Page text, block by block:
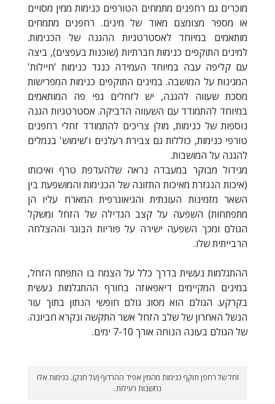
מוכרים גם רחפנים מתמחים הטורפים כנימות ממין מסויים
או מספר מצומצם מאוד של מינים. רחפנים מתמחים
מותאמים במיוחד לאסטרטגיות ההגנה של הכנימות.
למינים התוקפים כנימות חברתיות (שוכנות בעפצים), ביצה
עם קליפה עבה במיוחד העמידה כנגד כנימות 'חיילות'
המגינות על המושבה. במינים התוקפים כנימות המפרישות
מסכת שעווה להגנה, יש לזחלים גפי פה המותאמים
במיוחד להתמודד עם השעווה הדביקה. אסטרטגיות הגנה
נוספות של כנימות, מולן צריכים להתמודד זחלי רחפנים
טורפי כנימות, כוללות גם צבירת רעלנים ו'שימוש' בנמלים
להגנה על המושבות.
מגידול מבוקר במעבדה נראה שלהעדפת טרף ואיכותו
(איכות הנגזרת מאיכות התזונה של הכנימות והמושפעת בין
השאר מזמינות העונתית והגיאוגרפית המארח עליו הן
מתפתחות) השפעה על קצב הגדילה של הזחל ומשקל
הגולם ומכך השפעה ישירה על פוריות הבוגר וההצלחה
הרבייתית שלו.
ההתגלמות נעשית בדרך כלל על הצמח בו התפתח הזחל,
במינים המקיימים דיאפאוזה בחורף ההתגלמות נעשית
בקרקע. הגולם הוא מסוג גולם חופשי הנתון בתוך עור
הנשל האחרון של שלב הזחל אשר התקשה ונקרא חביונה.
של הגולם בעונה הנוחה אורך 7-10 ימים.
זחל של רחפן תוקף כנימות מהמין אפיד ההרדוף (על חנק). כנימות אלו
נחשבות רעילות.